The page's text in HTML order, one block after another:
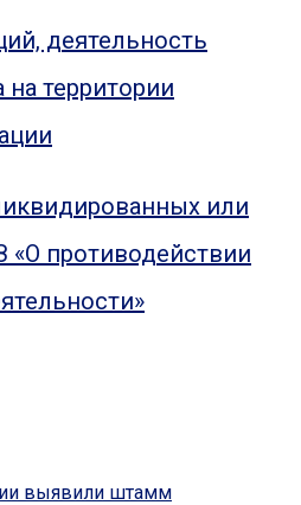
деятельность
территории
или
противодействии
выявили штамм